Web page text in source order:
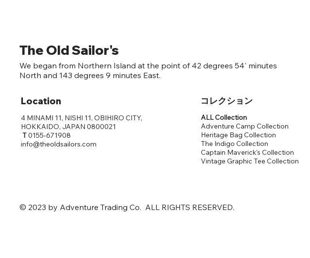
The Old Sailor's
4 MINAMI 11, NISHI 11, OBIHIRO CITY,
HOKKAIDO, JAPAN 0800021
T0155-671908
info@theoldsailors.com
Location
© 2023 by Adventure Trading Co. ALL RIGHTS RESERVED.
We began from Northern Island at the point of 42 degrees 54' minutes
North and 143 degrees 9 minutes East.
​コレクション
ALL Collection
Adventure Camp Collection
Heritage Bag Collection
The Indigo Collection
Captain Maverick's Collection
​Vintage Graphic Tee Collection